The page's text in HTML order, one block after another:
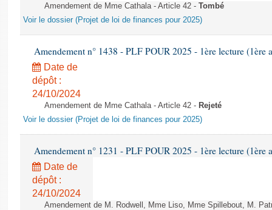
Amendement de Mme Cathala - Article 42 - Tombé
Voir le dossier (Projet de loi de finances pour 2025)
Amendement n° 1438 - PLF POUR 2025 - 1ère lecture (1ère
Date de
dépôt :
24/10/2024
Amendement de Mme Cathala - Article 42 - Rejeté
Voir le dossier (Projet de loi de finances pour 2025)
Amendement n° 1231 - PLF POUR 2025 - 1ère lecture (1ère
Date de
dépôt :
24/10/2024
Amendement de M. Rodwell, Mme Liso, Mme Spillebout, M.